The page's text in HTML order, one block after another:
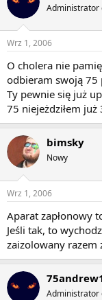
Administrator
Wrz 1, 2006
O cholera nie
odbieram swoją 75
Ty pewnie się już
75 niejeżdziłem już
bimsky
Nowy
Wrz 1, 2006
Aparat zapłonowy
Jeśli tak, to
zaizolowany razem
Administrator